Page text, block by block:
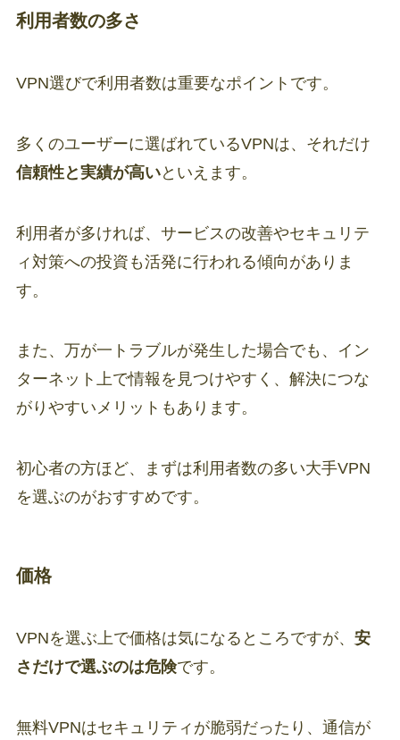
利用者数の多さ
VPN選びで利用者数は重要なポイントです。
多くのユーザーに選ばれているVPNは、それだけ
信頼性と実績が高いといえます。
利用者が多ければ、サービスの改善やセキュリテ
ィ対策への投資も活発に行われる傾向がありま
す。
また、万が一トラブルが発生した場合でも、イン
ターネット上で情報を見つけやすく、解決につな
がりやすいメリットもあります。
初心者の方ほど、まずは利用者数の多い大手VPN
を選ぶのがおすすめです。
価格
VPNを選ぶ上で価格は気になるところですが、 安
さだけで選ぶのは危険です。
無料VPNはセキュリティが脆弱だったり、通信が